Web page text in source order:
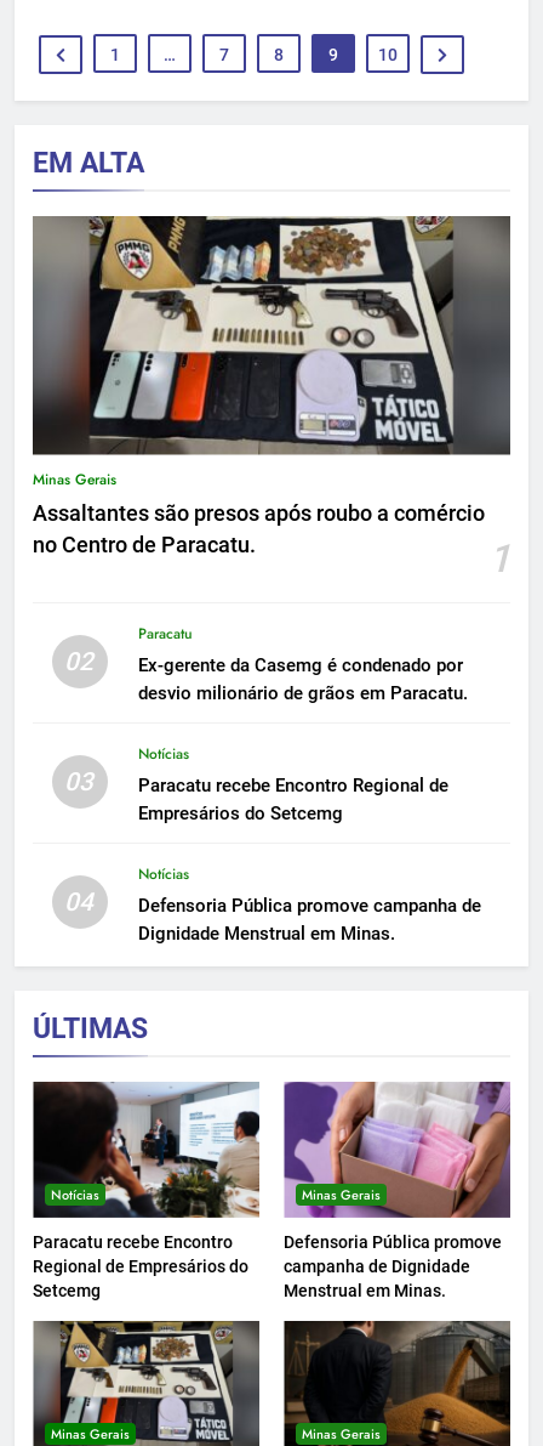
1 … 7 8 9 10
EM ALTA
Minas Gerais
Assaltantes são presos após roubo a comércio
no Centro de Paracatu.
1
02
Paracatu
Ex-gerente da Casemg é condenado por
desvio milionário de grãos em Paracatu.
03
Notícias
Paracatu recebe Encontro Regional de
Empresários do Setcemg
04
Notícias
Defensoria Pública promove campanha de
Dignidade Menstrual em Minas.
ÚLTIMAS
Notícias
Paracatu recebe Encontro
Regional de Empresários do
Setcemg
Minas Gerais
Defensoria Pública promove
campanha de Dignidade
Menstrual em Minas.
Minas Gerais Minas Gerais